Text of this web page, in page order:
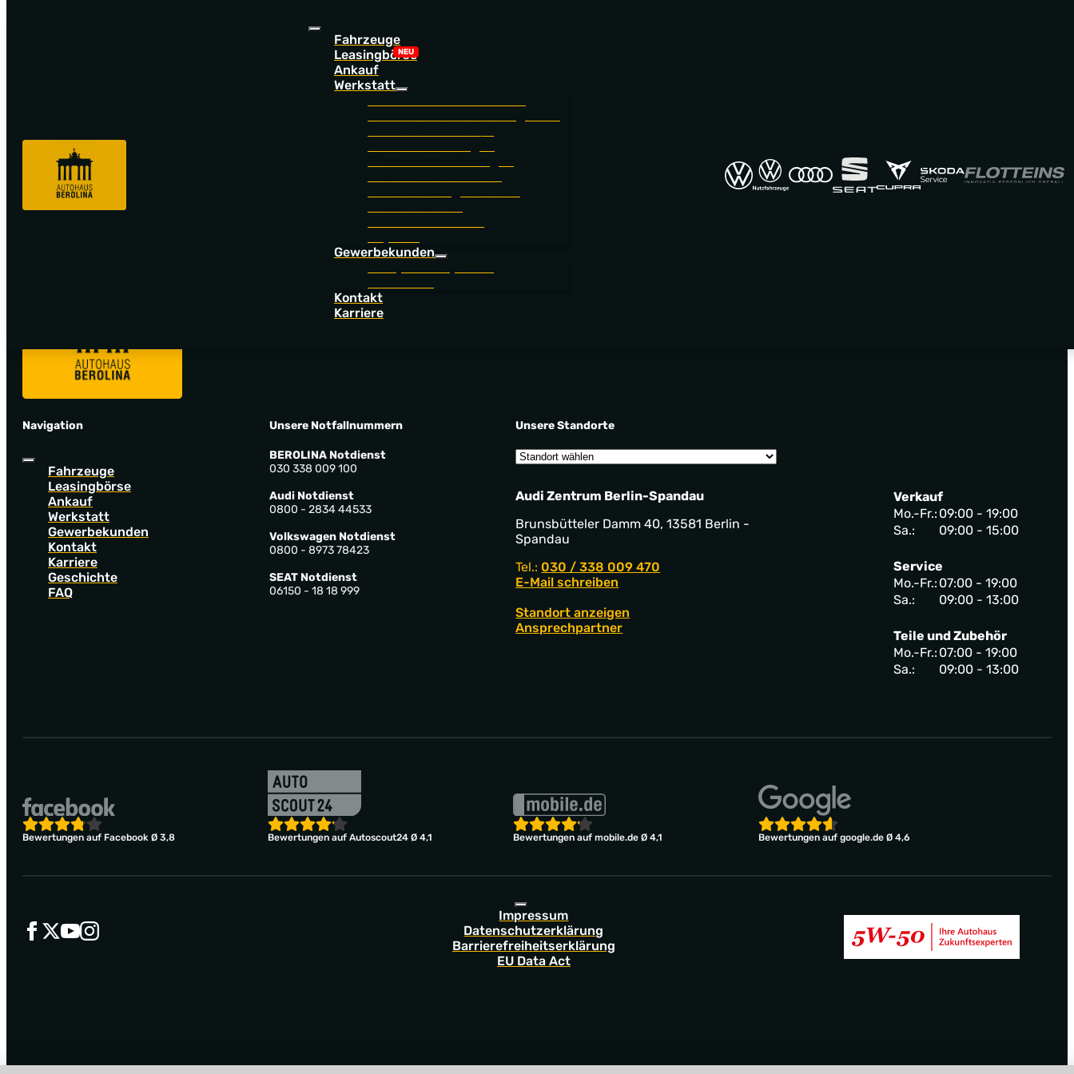
Fahrzeuge
Leasingbörse
Ankauf
Werkstatt
Gewerbekunden
Kontakt
Karriere
Go back to startpage to see our new offers.
Navigation
Fahrzeuge
Leasingbörse
Ankauf
Werkstatt
Gewerbekunden
Kontakt
Karriere
Geschichte
FAQ
Unsere Notfallnummern
BEROLINA Notdienst
030 338 009 100
Audi Notdienst
0800 - 2834 44533
Volkswagen Notdienst
0800 - 8973 78423
SEAT Notdienst
06150 - 18 18 999
Unsere Standorte
Audi Zentrum Berlin-Spandau
Brunsbütteler Damm 40, 13581 Berlin -
Spandau
Tel.: 030 / 338 009 470
E-Mail schreiben
Standort anzeigen
Ansprechpartner
Verkauf
Mo.-Fr.: 09:00 - 19:00
Sa.:
09:00 - 15:00
Service
Mo.-Fr.: 07:00 - 19:00
Sa.:
09:00 - 13:00
Teile und Zubehör
Mo.-Fr.: 07:00 - 19:00
Sa.:
09:00 - 13:00
Bewertungen auf Facebook Ø 3,8 Bewertungen auf Autoscout24 Ø 4,1 Bewertungen auf mobile.de Ø 4,1 Bewertungen auf google.de Ø 4,6
Impressum
Datenschutzerklärung
Barrierefreiheitserklärung
EU Data Act